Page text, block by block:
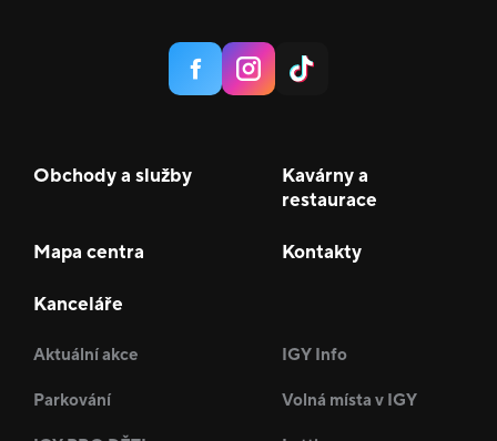
Obchody a služby
Kavárny a
restaurace
Mapa centra Kontakty
Kanceláře
Aktuální akce IGY Info
Parkování Volná místa v IGY